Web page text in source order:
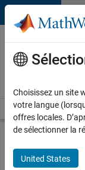
Passer au contenu
Votre
carrière
chez
Accueil Explorer
d’autres
offres
Choisissez un site
votre langue
offres locales.
de sélectionner la
United States